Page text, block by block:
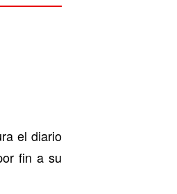
el diario
fin a su